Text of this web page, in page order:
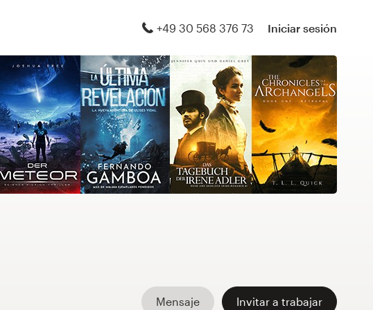
+49 30 568 376 73 Iniciar sesión
Mensaje Invitar a trabajar